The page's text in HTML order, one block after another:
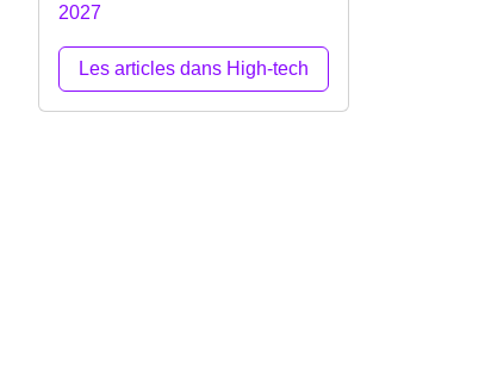
2027
Les articles dans High-tech